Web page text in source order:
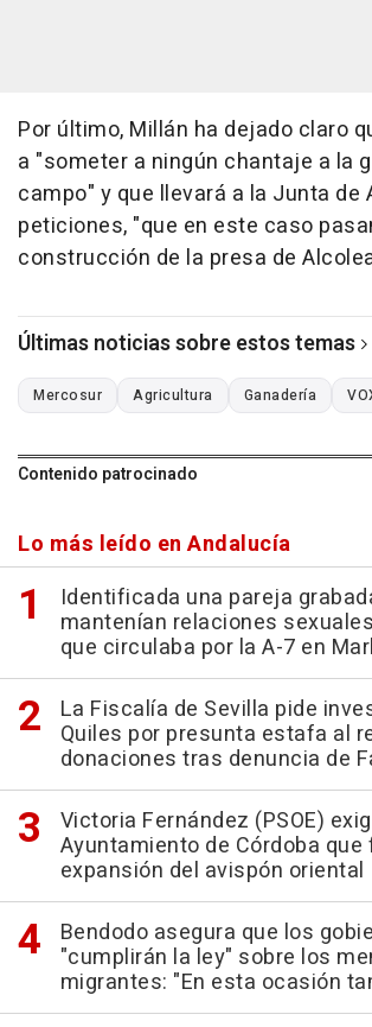
Por último, Millán ha dejado claro
a "someter a ningún chantaje a la
campo" y que llevará a la Junta de
peticiones, "que en este caso
construcción de la presa de
Últimas noticias sobre estos temas
Mercosur Agricultura Ganadería
Contenido patrocinado
Lo más leído en Andalucía
Identificada una pareja
mantenían relaciones
que circulaba por la A-7 en
La Fiscalía de Sevilla pide
Quiles por presunta estafa al
donaciones tras denuncia de
Victoria Fernández (PSOE)
Ayuntamiento de Córdoba que
expansión del avispón oriental
Bendodo asegura que los
"cumplirán la ley" sobre los
migrantes: "En esta ocasión